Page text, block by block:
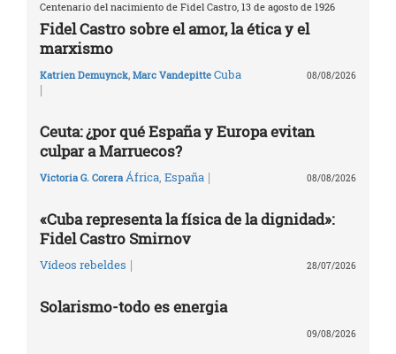
Centenario del nacimiento de Fidel Castro, 13 de agosto de 1926
Fidel Castro sobre el amor, la ética y el
marxismo
Katrien Demuynck, Marc Vandepitte Cuba
|
08/08/2026
Ceuta: ¿por qué España y Europa evitan
culpar a Marruecos?
Victoria G. Corera África España | 08/08/2026
«Cuba representa la física de la dignidad»:
Fidel Castro Smirnov
Vídeos rebeldes | 28/07/2026
Solarismo-todo es energia
09/08/2026